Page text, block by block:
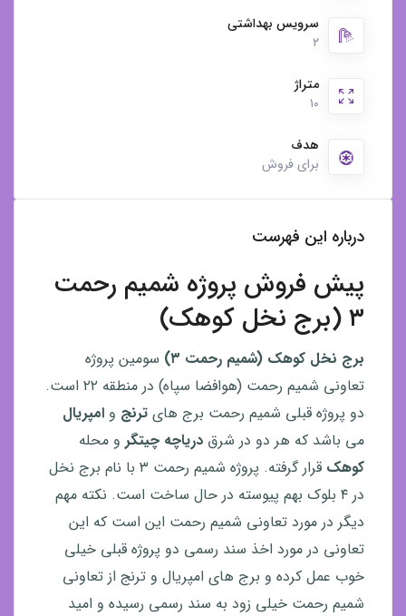
سرویس بهداشتی
۲
متراژ
۱۰
هدف
برای فروش
درباره این فهرست
پیش فروش پروژه شمیم رحمت
۳ (برج نخل کوهک)
برج نخل کوهک (شمیم رحمت ۳)
سومین پروژه
تعاونی شمیم رحمت (هوافضا سپاه) در منطقه ۲۲ است.
دو پروژه قبلی شمیم رحمت برج های ترنج و امپریال
می باشد که هر دو در شرق دریاچه چیتگر و محله
کوهک
قرار گرفته. پروژه شمیم رحمت ۳ با نام برج نخل
در ۴ بلوک بهم پیوسته در حال ساخت است. نکته مهم
دیگر در مورد تعاونی شمیم رحمت این است که این
تعاونی در مورد اخذ سند رسمی دو پروژه قبلی خیلی
خوب عمل کرده و برج های امپریال و ترنج از تعاونی
شمیم رحمت خیلی زود به سند رسمی رسیده و امید